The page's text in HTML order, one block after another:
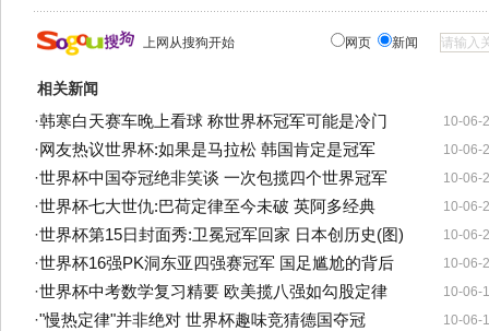
上网从搜狗开始 网页 新闻
相关新闻
10-06-
·韩寒白天赛车晚上看球 称世界杯冠军可能是冷门
10-06-
·网友热议世界杯:如果是马拉松 韩国肯定是冠军
10-06-
·世界杯中国夺冠绝非笑谈 一次包揽四个世界冠军
10-06-
·世界杯七大世仇:巴荷定律至今未破 英阿多经典
10-06-
·世界杯第15日封面秀:卫冕冠军回家 日本创历史(图)
10-06-
·世界杯16强PK洞东亚四强赛冠军 国足尴尬的背后
10-06-
·世界杯中考数学复习精要 欧美揽八强如勾股定律
10-06-
·"慢热定律"并非绝对 世界杯趣味竞猜德国夺冠